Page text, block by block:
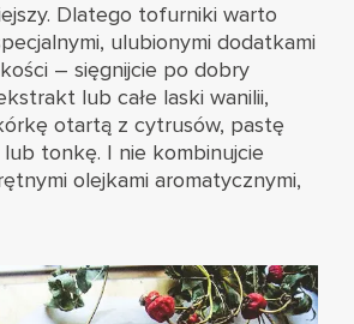
Dlatego tofurniki warto
ulubionymi dodatkami
– sięgnijcie po dobry
lub całe laski wanilii,
otartą z cytrusów, pastę
tonkę. I nie kombinujcie
olejkami aromatycznymi,